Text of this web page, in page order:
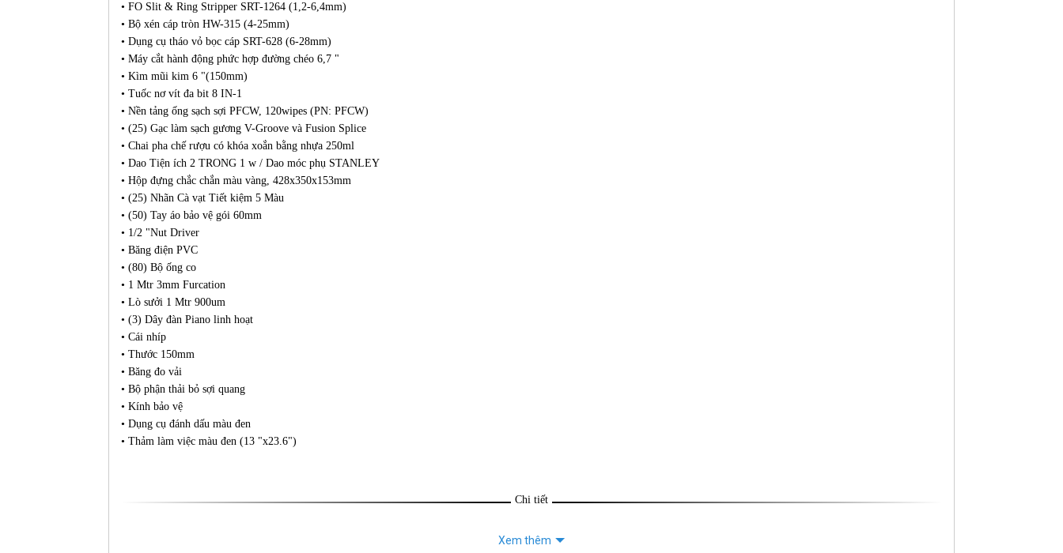
• FO Slit & Ring Stripper SRT-1264 (1,2-6,4mm)
• Bộ xén cáp tròn HW-315 (4-25mm)
• Dụng cụ tháo vỏ bọc cáp SRT-628 (6-28mm)
• Máy cắt hành động phức hợp đường chéo 6,7 "
• Kìm mũi kim 6 "(150mm)
• Tuốc nơ vít đa bit 8 IN-1
• Nền tảng ống sạch sợi PFCW, 120wipes (PN: PFCW)
• (25) Gạc làm sạch gương V-Groove và Fusion Splice
• Chai pha chế rượu có khóa xoắn bằng nhựa 250ml
• Dao Tiện ích 2 TRONG 1 w / Dao móc phụ STANLEY
• Hộp đựng chắc chắn màu vàng, 428x350x153mm
• (25) Nhãn Cà vạt Tiết kiệm 5 Màu
• (50) Tay áo bảo vệ gói 60mm
• 1/2 "Nut Driver
• Băng điện PVC
• (80) Bộ ống co
• 1 Mtr 3mm Furcation
• Lò sưởi 1 Mtr 900um
• (3) Dây đàn Piano linh hoạt
• Cái nhíp
• Thước 150mm
• Băng đo vải
• Bộ phận thải bỏ sợi quang
• Kính bảo vệ
• Dụng cụ đánh dấu màu đen
• Thảm làm việc màu đen (13 "x23.6")
Chi tiết
Xem thêm